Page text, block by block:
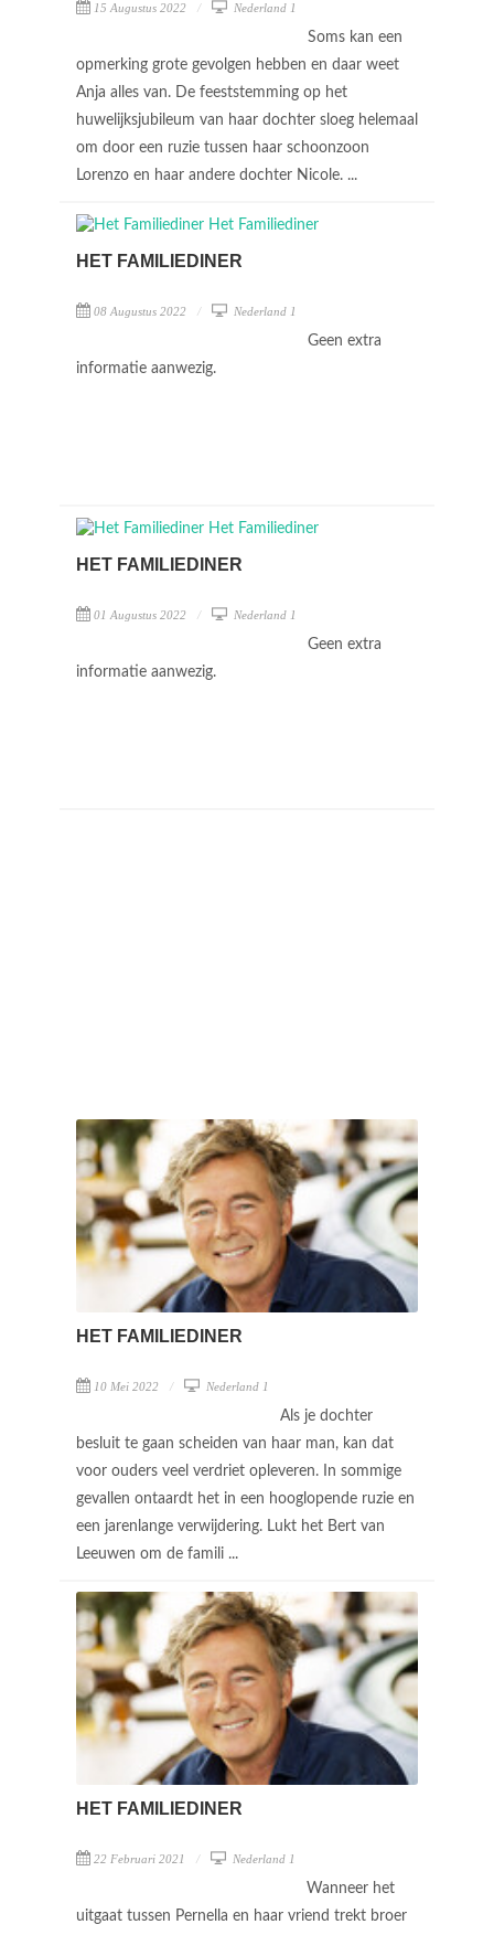
15 Augustus 2022 Nederland 1
Soms kan een
opmerking grote gevolgen hebben en daar weet
Anja alles van. De feeststemming op het
huwelijksjubileum van haar dochter sloeg helemaal
om door een ruzie tussen haar schoonzoon
Lorenzo en haar andere dochter Nicole. ...
HET FAMILIEDINER
08 Augustus 2022 Nederland 1
Geen extra
informatie aanwezig.
HET FAMILIEDINER
01 Augustus 2022 Nederland 1
Geen extra
informatie aanwezig.
HET FAMILIEDINER
10 Mei 2022 Nederland 1
Als je dochter
besluit te gaan scheiden van haar man, kan dat
voor ouders veel verdriet opleveren. In sommige
gevallen ontaardt het in een hooglopende ruzie en
een jarenlange verwijdering. Lukt het Bert van
Leeuwen om de famili ...
HET FAMILIEDINER
22 Februari 2021 Nederland 1
Wanneer het
uitgaat tussen Pernella en haar vriend trekt broer